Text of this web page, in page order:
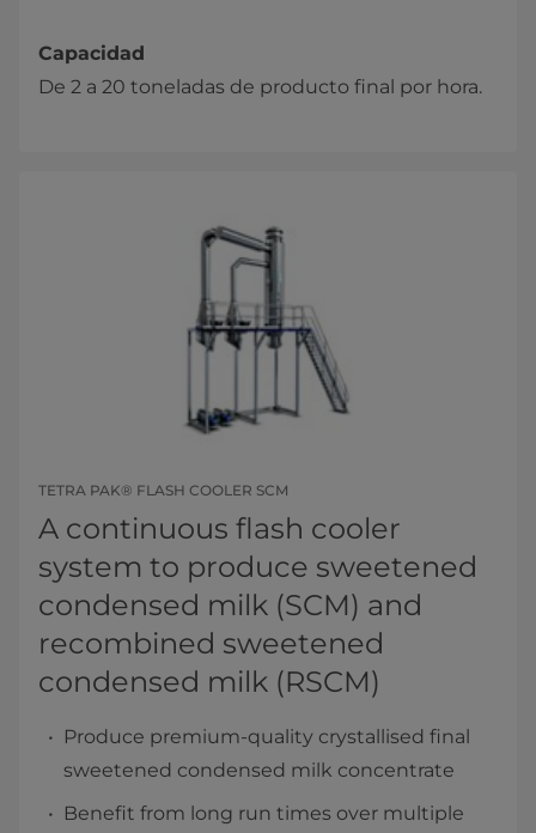
Capacidad
De 2 a 20 toneladas de producto final por hora.
TETRA PAK® FLASH COOLER SCM
A continuous flash cooler
system to produce sweetened
condensed milk (SCM) and
recombined sweetened
condensed milk (RSCM)
Produce premium-quality crystallised final
sweetened condensed milk concentrate
Benefit from long run times over multiple